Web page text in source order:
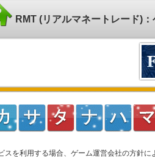
RMT (リアルマネートレード)
スを利用する場合、ゲーム運営会社の方針